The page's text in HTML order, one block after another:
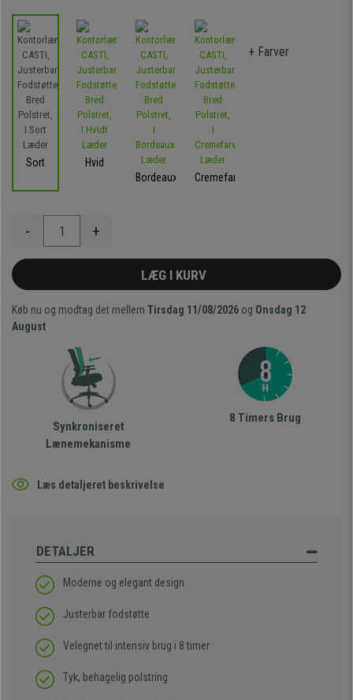
Sort
Hvid
Bordeaux
Cremefarvet
+ Farver
- +
LÆG I KURV
Køb nu og modtag det mellem Tirsdag 11/08/2026 og Onsdag 12
August
Synkroniseret
Lænemekanisme
8 Timers Brug
Læs detaljeret beskrivelse
DETALJER
Moderne og elegant design
Justerbar fodstøtte
Velegnet til intensiv brug i 8 timer
Tyk, behagelig polstring